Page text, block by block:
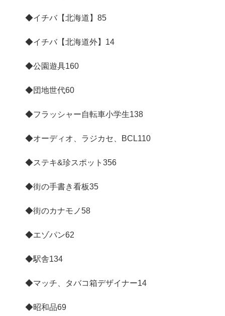
◆イチバ【北海道】 85
◆イチバ【北海道外】 14
◆公園遊具160
◆団地世代60
◆フラッシャー自転車小学生138
◆オーディオ、ラジカセ、BCL110
◆ステキ&珍スポット 356
◆街の手書き看板35
◆街のカナモノ58
◆エゾパン62
◆駅舎134
◆マッチ、タバコ箱デザイナー14
◆昭和品69